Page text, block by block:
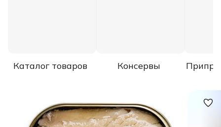
Каталог товаров Консервы